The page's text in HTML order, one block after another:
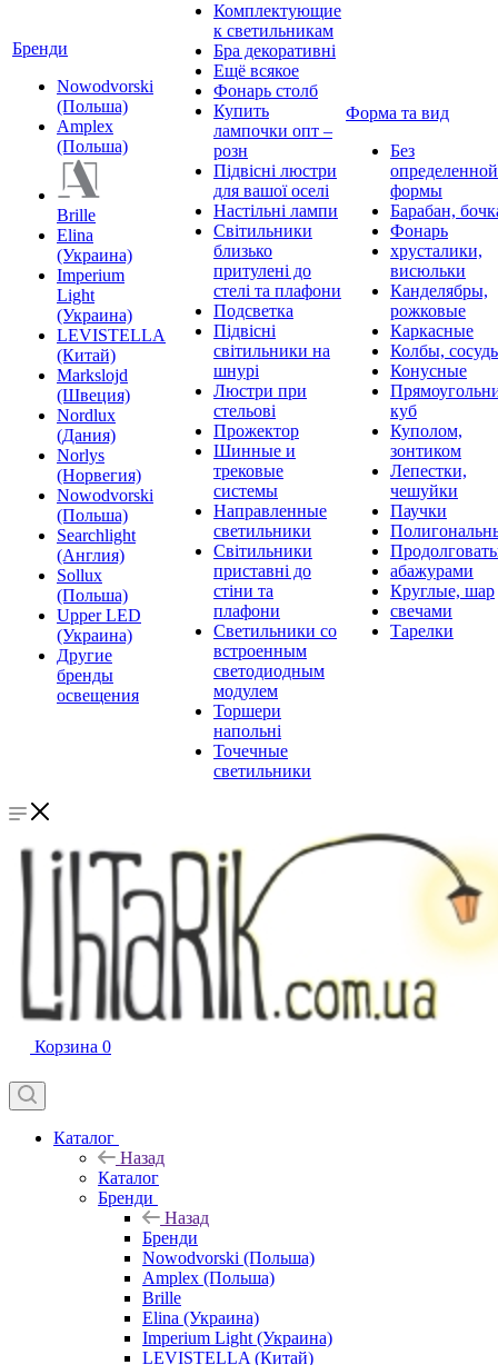
Бренди
Nowodvorski
(Польша)
Amplex
(Польша)
Brille
Elina
(Украина)
Imperium
Light
(Украина)
LEVISTELLA
(Китай)
Markslojd
(Швеция)
Nordlux
(Дания)
Norlys
(Норвегия)
Nowodvorski
(Польша)
Searchlight
(Англия)
Sollux
(Польша)
Upper LED
(Украина)
Другие
бренды
освещения
Комплектующие
к светильникам
Бра декоративні
Ещё всякое
Фонарь столб
Купить
лампочки опт –
розн
Підвісні люстри
для вашої оселі
Настільні лампи
Світильники
близько
притулені до
стелі та плафони
Подсветка
Підвісні
світильники на
шнурі
Люстри при
стельові
Прожектор
Шинные и
трековые
системы
Направленные
светильники
Світильники
приставні до
стіни та
плафони
Светильники со
встроенным
светодиодным
модулем
Торшери
напольні
Точечные
светильники
Форма та вид
Без
определенной
формы
Барабан,
Фонарь
хрусталики,
висюльки
Канделябры,
рожковые
Каркасные
Колбы,
Конусные
куб
Куполом,
зонтиком
Лепестки,
чешуйки
Паучки
абажурами
Круглые, шар
свечами
Тарелки
Корзина 0
Каталог
Назад
Каталог
Бренди
Назад
Бренди
Nowodvorski (Польша)
Amplex (Польша)
Brille
Elina (Украина)
Imperium Light (Украина)
LEVISTELLA (Китай)